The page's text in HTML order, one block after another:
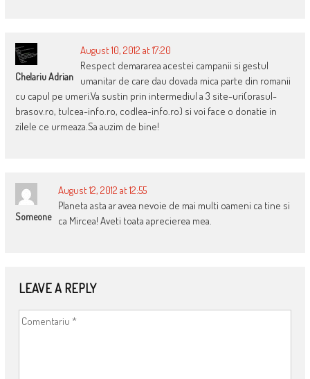
Chelariu Adrian
August 10, 2012 at 17:20
Respect demararea acestei campanii si gestul
umanitar de care dau dovada mica parte din romanii
cu capul pe umeri.Va sustin prin intermediul a 3 site-uri(orasul-
brasov.ro, tulcea-info.ro, codlea-info.ro) si voi face o donatie in
zilele ce urmeaza.Sa auzim de bine!
Someone
August 12, 2012 at 12:55
Planeta asta ar avea nevoie de mai multi oameni ca tine si
ca Mircea! Aveti toata aprecierea mea.
LEAVE A REPLY